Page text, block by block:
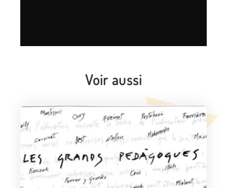
Voir aussi